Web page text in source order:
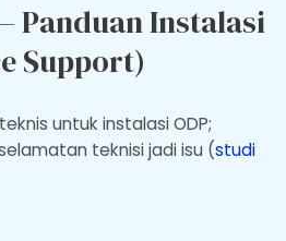
Panduan Instalasi
Support)
untuk instalasi ODP;
teknisi jadi isu (studi